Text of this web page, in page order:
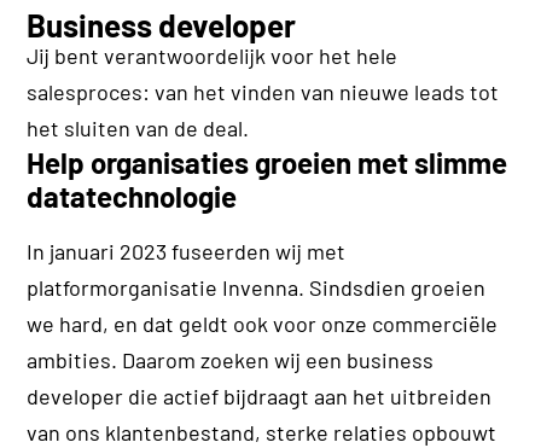
Business developer
Jij bent verantwoordelijk voor het hele
salesproces: van het vinden van nieuwe leads tot
het sluiten van de deal.
Help organisaties groeien met slimme
datatechnologie
In januari 2023 fuseerden wij met
platformorganisatie Invenna. Sindsdien groeien
we hard, en dat geldt ook voor onze commerciële
ambities. Daarom zoeken wij een business
developer die actief bijdraagt aan het uitbreiden
van ons klantenbestand, sterke relaties opbouwt